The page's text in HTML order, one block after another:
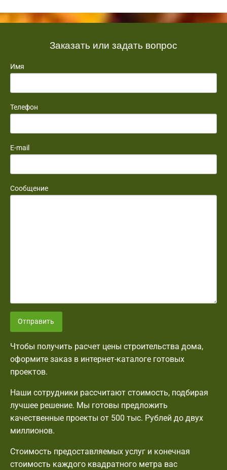
Заказать или задать вопрос
Имя
Телефон
E-mail
Сообщение
Отправить
Чтобы получить расчет цены строительства дома,
оформите заказ в интернет-каталоге готовых
проектов.
Наши сотрудники рассчитают стоимость, подбирая
лучшее решение. Мы готовы предложить
качественные проекты от 500 тыс. Рублей до двух
миллионов.
Стоимость предоставляемых услуг и конечная
стоимость каждого квадратного метра вас